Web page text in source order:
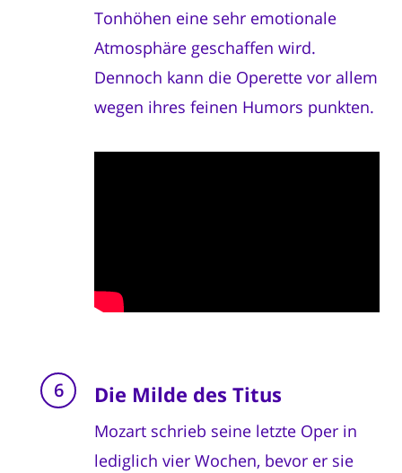
Tonhöhen eine sehr emotionale
Atmosphäre geschaffen wird.
Dennoch kann die Operette vor allem
wegen ihres feinen Humors punkten.
Die Milde des Titus
Mozart schrieb seine letzte Oper in
lediglich vier Wochen, bevor er sie